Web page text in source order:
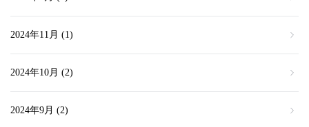
2024年11月 (1)
2024年10月 (2)
2024年9月 (2)